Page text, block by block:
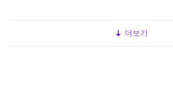
더보기